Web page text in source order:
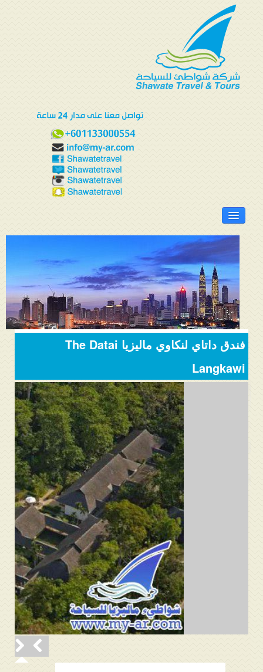
الرئيسية
المنتدى
دليل ماليزيا
فنادق ماليزيا
الاماكن السياحية ماليزيا
عروض السياحة ماليزيا
مواصلات ماليزيا
فندق داتاي لنكاوي ماليزيا The Datai
Langkawi